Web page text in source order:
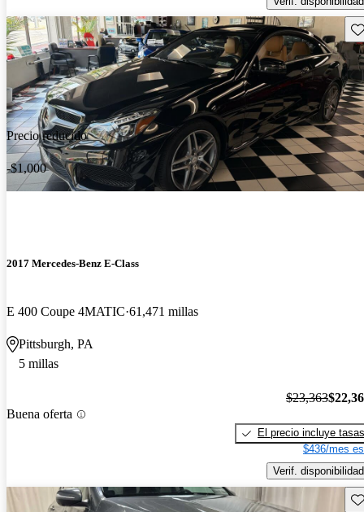
Precio reducido
-$1,000
2017 Mercedes-Benz E-Class
E 400 Coupe 4MATIC 61,471 millas
Pittsburgh, PA
5 millas
Buena oferta
$23,363
El precio incluye tasas
$436/mes
Verif. disponibilidad